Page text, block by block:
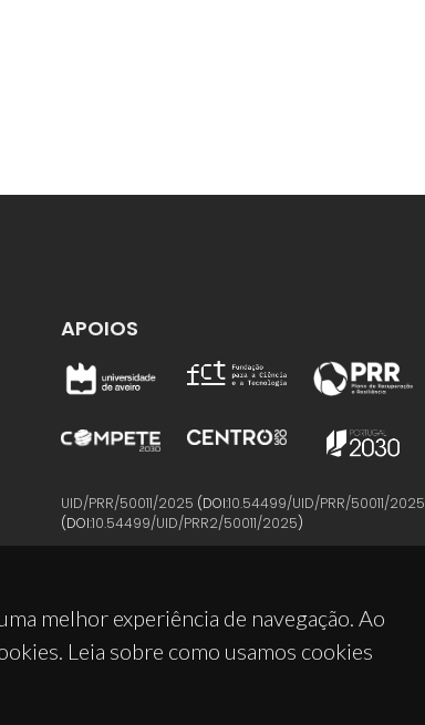
melhor experiência de navegação. Ao
Leia sobre como usamos cookies
APOIOS
UID/PRR/50011/2025 (DOI:10.54499/UID/PRR/50011/2025
(DOI:10.54499/UID/PRR2/50011/2025)